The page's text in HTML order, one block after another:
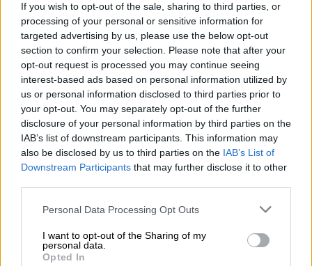
If you wish to opt-out of the sale, sharing to third parties, or
processing of your personal or sensitive information for
targeted advertising by us, please use the below opt-out
section to confirm your selection. Please note that after your
opt-out request is processed you may continue seeing
interest-based ads based on personal information utilized by
us or personal information disclosed to third parties prior to
your opt-out. You may separately opt-out of the further
disclosure of your personal information by third parties on the
IAB’s list of downstream participants. This information may
also be disclosed by us to third parties on the IAB’s List of
Downstream Participants that may further disclose it to other
Please note that this website/app uses one or more Google
not limited to your visit or usage behaviour. You may click to
grant or deny consent to Google and its third-party tags to
Personal Data Processing Opt Outs
I want to opt-out of the Sharing of my
personal data.
Opted In
μέχρι στιγμής. Ταυτόχρονα, οι
προπαραγγελίες της σειράς Samsung Galaxy
Tab S8 υπερδιπλασίασαν επίσης τον όγκο
προπαραγγελιών, συγκριτικά με τα Samsung
Galaxy Tab S7, με το 50% των πωλήσεων
μέχρι στιγμής να καταγράφονται στο
μοντέλο Samsung Galaxy Tab S8 Ultra.
«Είμαστε ενθουσιασμένοι που οι νέες σειρές
Samsung Galaxy S22 και Tab S8 βρίσκονται
ήδη ανάμεσα στις πιο δημοφιλείς συσκευές
μας μέχρι σήμερα», σημείωσε ο Bryan Choi,
στο MX Business της Samsung Electronics.
«Στη Samsung,